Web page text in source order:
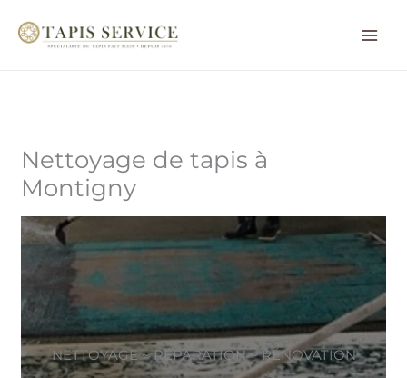
Nettoyage de tapis à
Montigny
NETTOYAGE ~ RÉPARATION ~ RÉNOVATION